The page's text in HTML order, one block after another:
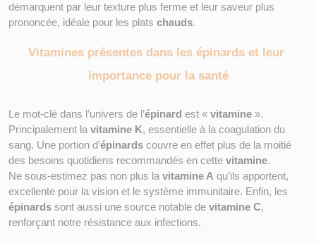
démarquent par leur texture plus ferme et leur saveur plus
prononcée, idéale pour les plats chauds.
Vitamines présentes dans les épinards et leur
importance pour la santé
Le mot-clé dans l’univers de l’épinard est « vitamine ».
Principalement la vitamine K, essentielle à la coagulation du
sang. Une portion d’épinards couvre en effet plus de la moitié
des besoins quotidiens recommandés en cette vitamine.
Ne sous-estimez pas non plus la vitamine A qu’ils apportent,
épinards sont aussi une source notable de vitamine C,
renforçant notre résistance aux infections.